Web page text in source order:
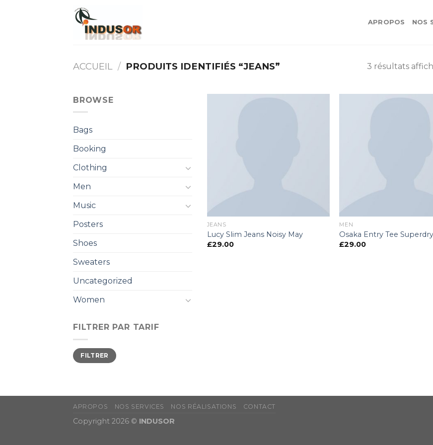
APROPOS NOS
ACCUEIL / PRODUITS IDENTIFIÉS “JEANS” 3 résultats
BROWSE
Bags
Booking
Clothing
Men
Music
Posters
Shoes
Sweaters
Uncategorized
Women
FILTRER PAR TARIF
FILTRER
JEANS
Lucy Slim Jeans Noisy May
£29.00
MEN
Osaka Entry Tee Superdry
£29.00
APROPOS NOS SERVICES NOS RÉALISATIONS CONTACT
Copyright 2026 © INDUSOR